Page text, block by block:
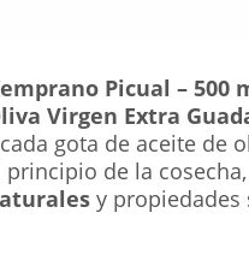
Picual – 500
Virgen Extra
gota de aceite de
principio de la
y propiedades